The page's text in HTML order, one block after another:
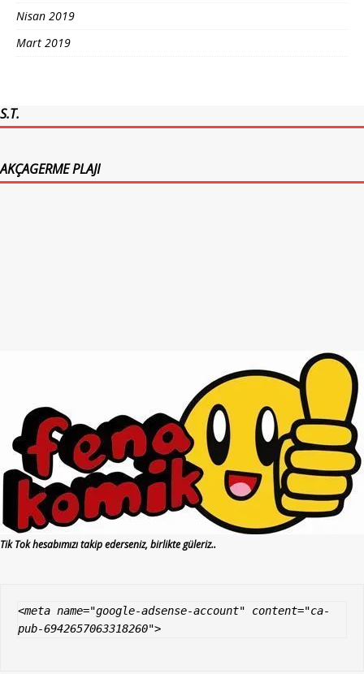
Nisan 2019
Mart 2019
S.T.
AKÇAGERME PLAJI
Tik Tok hesabımızı takip ederseniz, birlikte güleriz..
<meta name="google-adsense-account" content="ca-
pub-6942657063318260">